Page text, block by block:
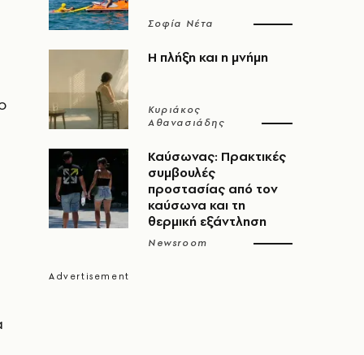
Σοφία Νέτα
Η πλήξη και η μνήμη
Κυριάκος
Αθανασιάδης
Καύσωνας: Πρακτικές
συμβουλές
προστασίας από τον
καύσωνα και τη
θερμική εξάντληση
Newsroom